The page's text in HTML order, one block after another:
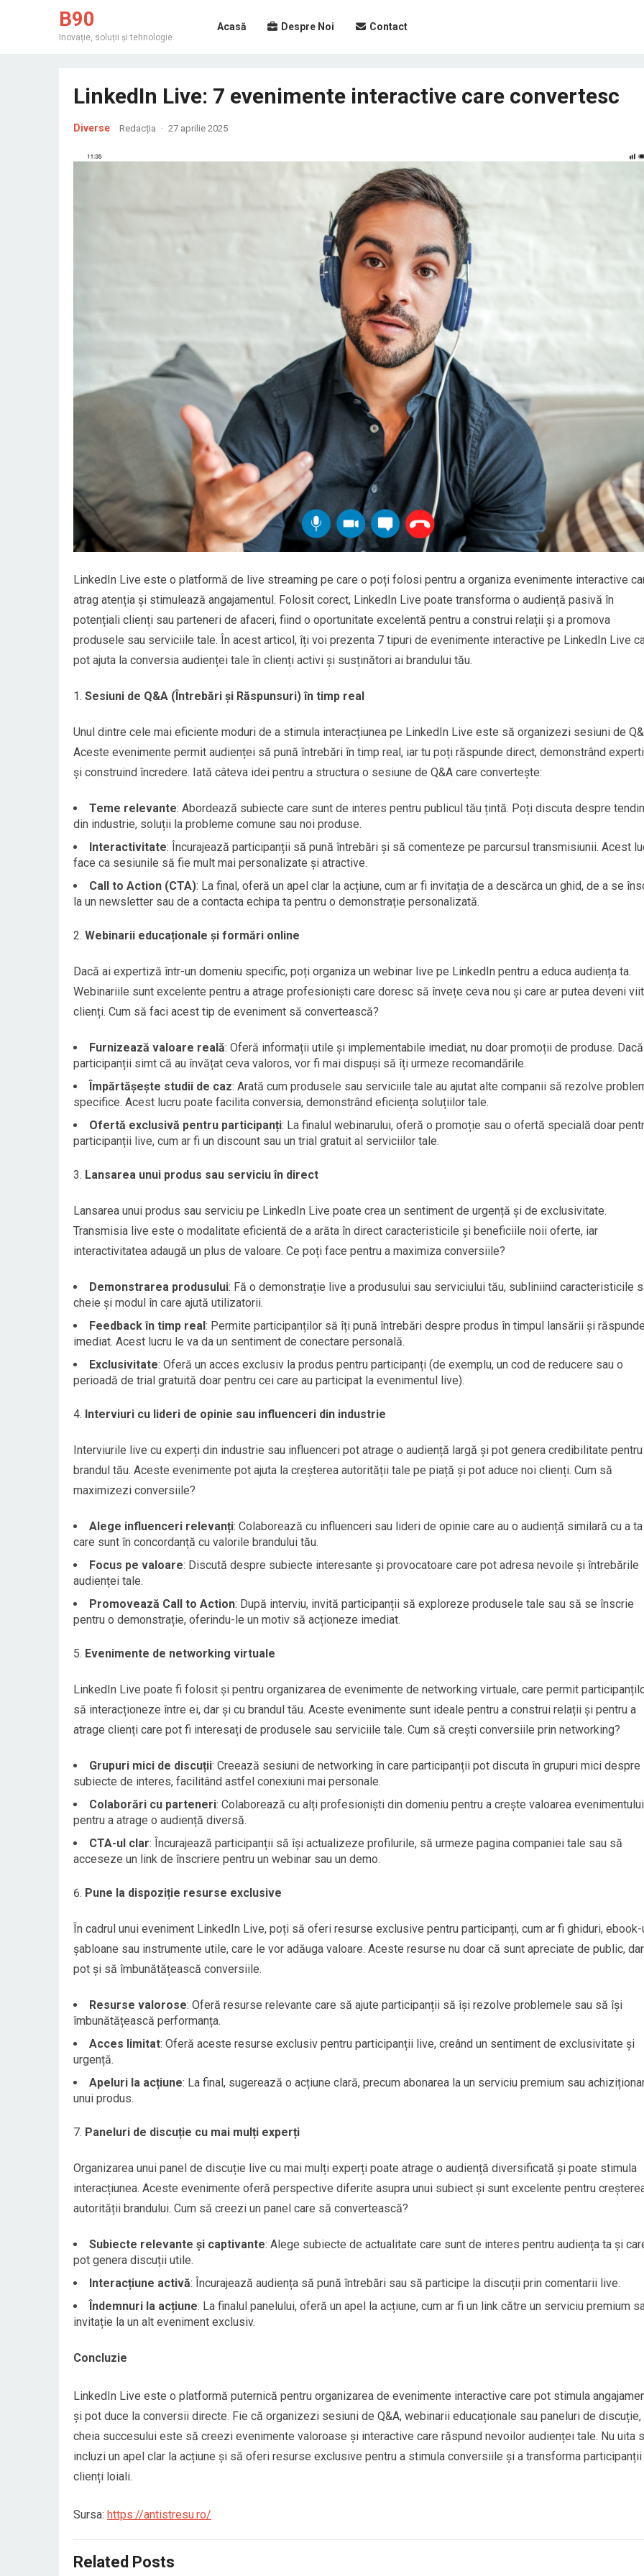
B90
Inovație, soluții și tehnologie
Acasă Despre Noi Contact
LinkedIn Live: 7 evenimente interactive care convertesc
Diverse Redacția · 27 aprilie 2025
LinkedIn Live este o platformă de live streaming pe care o poți folosi pentru a organiza evenimente interactive
atrag atenția și stimulează angajamentul. Folosit corect, LinkedIn Live poate transforma o audiență pasivă în
potențiali clienți sau parteneri de afaceri, fiind o oportunitate excelentă pentru a construi relații și a promova
produsele sau serviciile tale. În acest articol, îți voi prezenta 7 tipuri de evenimente interactive pe LinkedIn Live
pot ajuta la conversia audienței tale în clienți activi și susținători ai brandului tău.
Sesiuni de Q&A (Întrebări și Răspunsuri) în timp real
Unul dintre cele mai eficiente moduri de a stimula interacțiunea pe LinkedIn Live este să organizezi sesiuni de
Aceste evenimente permit audienței să pună întrebări în timp real, iar tu poți răspunde direct, demonstrând
și construind încredere. Iată câteva idei pentru a structura o sesiune de Q&A care convertește:
Teme relevante: Abordează subiecte care sunt de interes pentru publicul tău țintă. Poți discuta despre
din industrie, soluții la probleme comune sau noi produse.
Interactivitate: Încurajează participanții să pună întrebări și să comenteze pe parcursul transmisiunii. Acest
face ca sesiunile să fie mult mai personalizate și atractive.
Call to Action (CTA): La final, oferă un apel clar la acțiune, cum ar fi invitația de a descărca un ghid, de a se
la un newsletter sau de a contacta echipa ta pentru o demonstrație personalizată.
Webinarii educaționale și formări online
Dacă ai expertiză într-un domeniu specific, poți organiza un webinar live pe LinkedIn pentru a educa audiența ta.
Webinariile sunt excelente pentru a atrage profesioniști care doresc să învețe ceva nou și care ar putea deveni
clienți. Cum să faci acest tip de eveniment să convertească?
Furnizează valoare reală: Oferă informații utile și implementabile imediat, nu doar promoții de produse. Dacă
participanții simt că au învățat ceva valoros, vor fi mai dispuși să îți urmeze recomandările.
Împărtășește studii de caz: Arată cum produsele sau serviciile tale au ajutat alte companii să rezolve
specifice. Acest lucru poate facilita conversia, demonstrând eficiența soluțiilor tale.
Ofertă exclusivă pentru participanți: La finalul webinarului, oferă o promoție sau o ofertă specială doar
participanții live, cum ar fi un discount sau un trial gratuit al serviciilor tale.
Lansarea unui produs sau serviciu în direct
Lansarea unui produs sau serviciu pe LinkedIn Live poate crea un sentiment de urgență și de exclusivitate.
Transmisia live este o modalitate eficientă de a arăta în direct caracteristicile și beneficiile noii oferte, iar
interactivitatea adaugă un plus de valoare. Ce poți face pentru a maximiza conversiile?
Demonstrarea produsului: Fă o demonstrație live a produsului sau serviciului tău, subliniind caracteristicile
cheie și modul în care ajută utilizatorii.
Feedback în timp real : Permite participanților să îți pună întrebări despre produs în timpul lansării și
imediat. Acest lucru le va da un sentiment de conectare personală.
Exclusivitate: Oferă un acces exclusiv la produs pentru participanți (de exemplu, un cod de reducere sau o
perioadă de trial gratuită doar pentru cei care au participat la evenimentul live).
Interviuri cu lideri de opinie sau influenceri din industrie
Interviurile live cu experți din industrie sau influenceri pot atrage o audiență largă și pot genera credibilitate pentru
brandul tău. Aceste evenimente pot ajuta la creșterea autorității tale pe piață și pot aduce noi clienți. Cum să
maximizezi conversiile?
Alege influenceri relevanți: Colaborează cu influenceri sau lideri de opinie care au o audiență similară cu a
care sunt în concordanță cu valorile brandului tău.
Focus pe valoare: Discută despre subiecte interesante și provocatoare care pot adresa nevoile și întrebările
audienței tale.
Promovează Call to Action: După interviu, invită participanții să exploreze produsele tale sau să se înscrie
pentru o demonstrație, oferindu-le un motiv să acționeze imediat.
Evenimente de networking virtuale
LinkedIn Live poate fi folosit și pentru organizarea de evenimente de networking virtuale, care permit
să interacționeze între ei, dar și cu brandul tău. Aceste evenimente sunt ideale pentru a construi relații și pentru a
atrage clienți care pot fi interesați de produsele sau serviciile tale. Cum să crești conversiile prin networking?
Grupuri mici de discuții: Creează sesiuni de networking în care participanții pot discuta în grupuri mici despre
subiecte de interes, facilitând astfel conexiuni mai personale.
Colaborări cu parteneri: Colaborează cu alți profesioniști din domeniu pentru a crește valoarea
pentru a atrage o audiență diversă.
CTA-ul clar: Încurajează participanții să își actualizeze profilurile, să urmeze pagina companiei tale sau să
acceseze un link de înscriere pentru un webinar sau un demo.
Pune la dispoziție resurse exclusive
În cadrul unui eveniment LinkedIn Live, poți să oferi resurse exclusive pentru participanți, cum ar fi ghiduri, ebook-
șabloane sau instrumente utile, care le vor adăuga valoare. Aceste resurse nu doar că sunt apreciate de public, dar
pot și să îmbunătățească conversiile.
Resurse valorose: Oferă resurse relevante care să ajute participanții să își rezolve problemele sau să își
îmbunătățească performanța.
Acces limitat: Oferă aceste resurse exclusiv pentru participanții live, creând un sentiment de exclusivitate și
urgență.
Apeluri la acțiune: La final, sugerează o acțiune clară, precum abonarea la un serviciu premium sau
unui produs.
Paneluri de discuție cu mai mulți experți
Organizarea unui panel de discuție live cu mai mulți experți poate atrage o audiență diversificată și poate stimula
interacțiunea. Aceste evenimente oferă perspective diferite asupra unui subiect și sunt excelente pentru
autorității brandului. Cum să creezi un panel care să convertească?
Subiecte relevante și captivante: Alege subiecte de actualitate care sunt de interes pentru audiența ta și
pot genera discuții utile.
Interacțiune activă: Încurajează audiența să pună întrebări sau să participe la discuții prin comentarii live.
Îndemnuri la acțiune: La finalul panelului, oferă un apel la acțiune, cum ar fi un link către un serviciu premium
invitație la un alt eveniment exclusiv.
Concluzie
LinkedIn Live este o platformă puternică pentru organizarea de evenimente interactive care pot stimula
și pot duce la conversii directe. Fie că organizezi sesiuni de Q&A, webinarii educaționale sau paneluri de discuție,
cheia succesului este să creezi evenimente valoroase și interactive care răspund nevoilor audienței tale. Nu uita
incluzi un apel clar la acțiune și să oferi resurse exclusive pentru a stimula conversiile și a transforma participanții
clienți loiali.
Sursa: https://antistresu.ro/
Related Posts